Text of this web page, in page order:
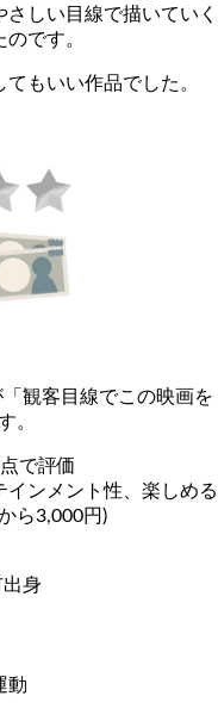
しい目線で描いていく
です。
もいい作品でした。
観客目線でこの映画を
。
で評価
ンメント性、楽しめる
ら3,000円)
出身
動